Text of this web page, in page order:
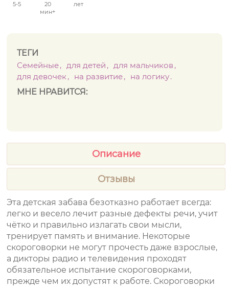
5-5
20
мин+
лет
ТЕГИ
Семейные
для детей
для мальчиков
для девочек
на развитие
на логику
МНЕ НРАВИТСЯ:
Описание
Отзывы
Эта детская забава безотказно работает всегда:
легко и весело лечит разные дефекты речи, учит
чётко и правильно излагать свои мысли,
тренирует память и внимание. Некоторые
скороговорки не могут прочесть даже взрослые,
а дикторы радио и телевидения проходят
обязательное испытание скороговорками,
прежде чем их допустят к работе. Скороговорки